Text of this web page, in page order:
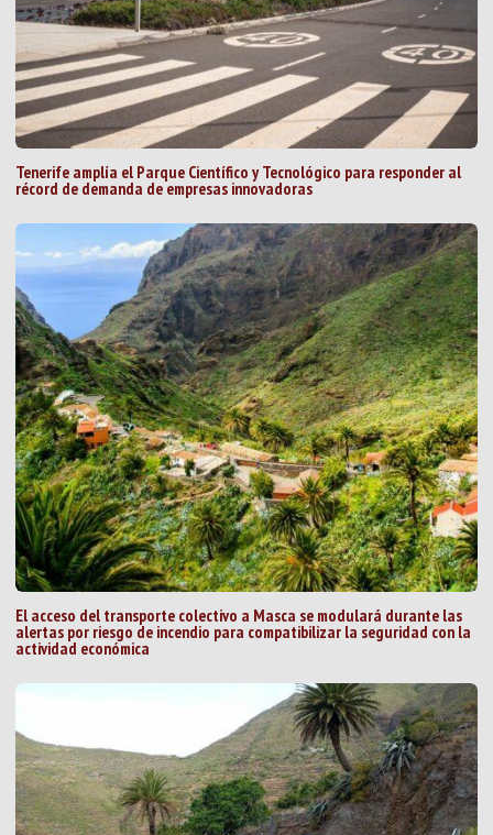
Tenerife amplía el Parque Científico y Tecnológico para responder al
récord de demanda de empresas innovadoras
El acceso del transporte colectivo a Masca se modulará durante las
alertas por riesgo de incendio para compatibilizar la seguridad con la
actividad económica